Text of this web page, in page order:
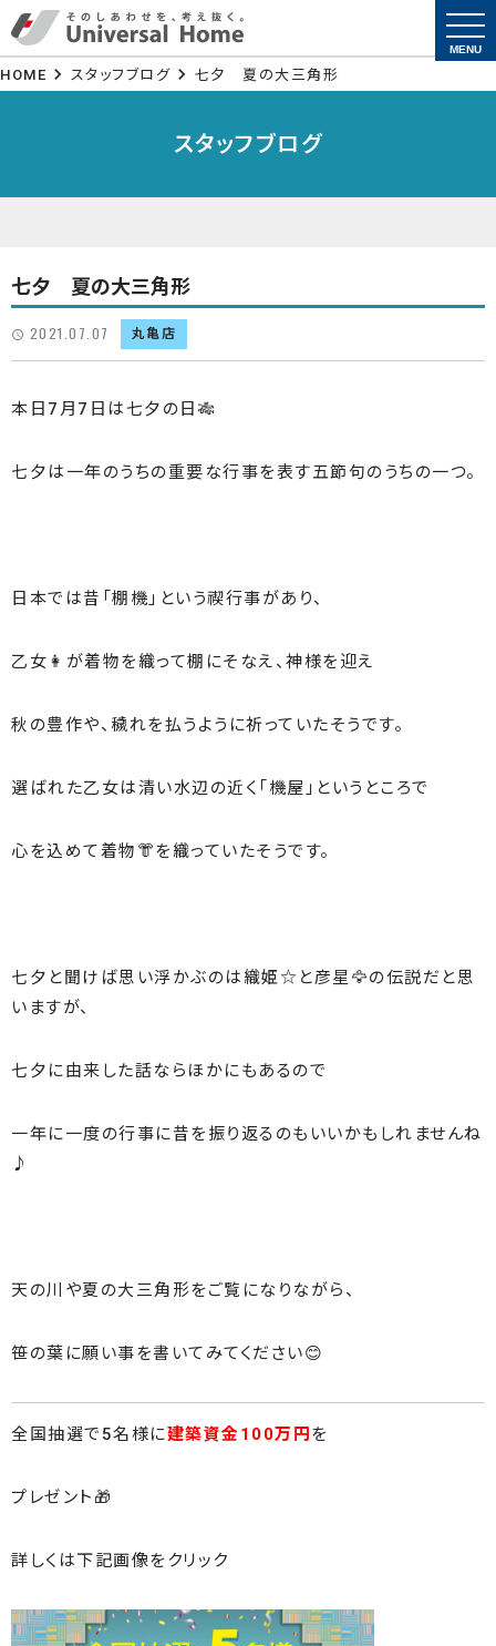
HOME スタッフブログ 七夕 夏の大三角形
スタッフブログ
七夕 夏の大三角形
2021.07.07 丸亀店
本日7月7日は七夕の日🎋
七夕は一年のうちの重要な行事を表す五節句のうちの一つ。
日本では昔「棚機」という禊行事があり、
乙女👩が着物を織って棚にそなえ、神様を迎え
秋の豊作や、穢れを払うように祈っていたそうです。
選ばれた乙女は清い水辺の近く「機屋」というところで
心を込めて着物👘を織っていたそうです。
七夕と聞けば思い浮かぶのは織姫☆と彦星🦅の伝説だと思
いますが、
七夕に由来した話ならほかにもあるので
一年に一度の行事に昔を振り返るのもいいかもしれませんね
♪
天の川や夏の大三角形をご覧になりながら、
笹の葉に願い事を書いてみてください😊
全国抽選で5名様に建築資金100万円 を
プレゼント🎁
詳しくは下記画像をクリック
MENU